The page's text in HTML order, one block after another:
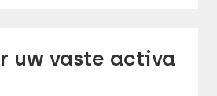
uw vaste activa